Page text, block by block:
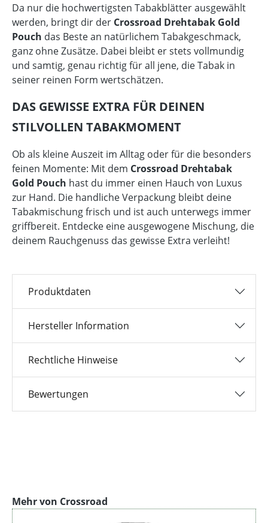
Da nur die hochwertigsten Tabakblätter ausgewählt
werden, bringt dir der Crossroad Drehtabak Gold
Pouch das Beste an natürlichem Tabakgeschmack,
ganz ohne Zusätze. Dabei bleibt er stets vollmundig
und samtig, genau richtig für all jene, die Tabak in
seiner reinen Form wertschätzen.
DAS GEWISSE EXTRA FÜR DEINEN
STILVOLLEN TABAKMOMENT
Ob als kleine Auszeit im Alltag oder für die besonders
feinen Momente: Mit dem Crossroad Drehtabak
Gold Pouch hast du immer einen Hauch von Luxus
zur Hand. Die handliche Verpackung bleibt deine
Tabakmischung frisch und ist auch unterwegs immer
griffbereit. Entdecke eine ausgewogene Mischung, die
deinem Rauchgenuss das gewisse Extra verleiht!
Produktdaten
Hersteller Information
Rechtliche Hinweise
Bewertungen
Produktgalerie überspringen
Mehr von Crossroad